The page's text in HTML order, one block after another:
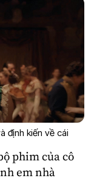
định kiến về cái
phim của cô
em nhà